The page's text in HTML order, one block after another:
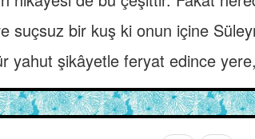
suçsuz bir kuş ki onun içine
yahut şikâyetle feryat edince